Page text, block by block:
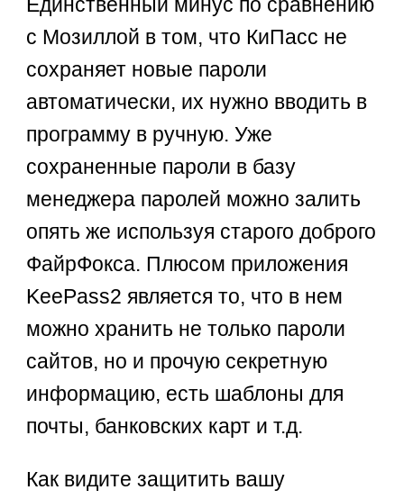
Единственный минус по сравнению
с Мозиллой в том, что КиПасс не
сохраняет новые пароли
автоматически, их нужно вводить в
программу в ручную. Уже
сохраненные пароли в базу
менеджера паролей можно залить
опять же используя старого доброго
ФайрФокса. Плюсом приложения
KeePass2 является то, что в нем
можно хранить не только пароли
сайтов, но и прочую секретную
информацию, есть шаблоны для
почты, банковских карт и т.д.
Как видите защитить вашу